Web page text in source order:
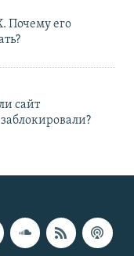
Почему его
сайт